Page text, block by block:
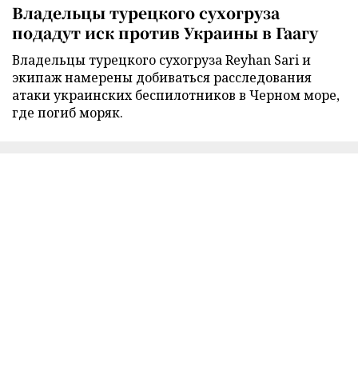
Владельцы турецкого сухогруза
подадут иск против Украины в Гаагу
Владельцы турецкого сухогруза Reyhan Sari и
экипаж намерены добиваться расследования
атаки украинских беспилотников в Черном море,
где погиб моряк.